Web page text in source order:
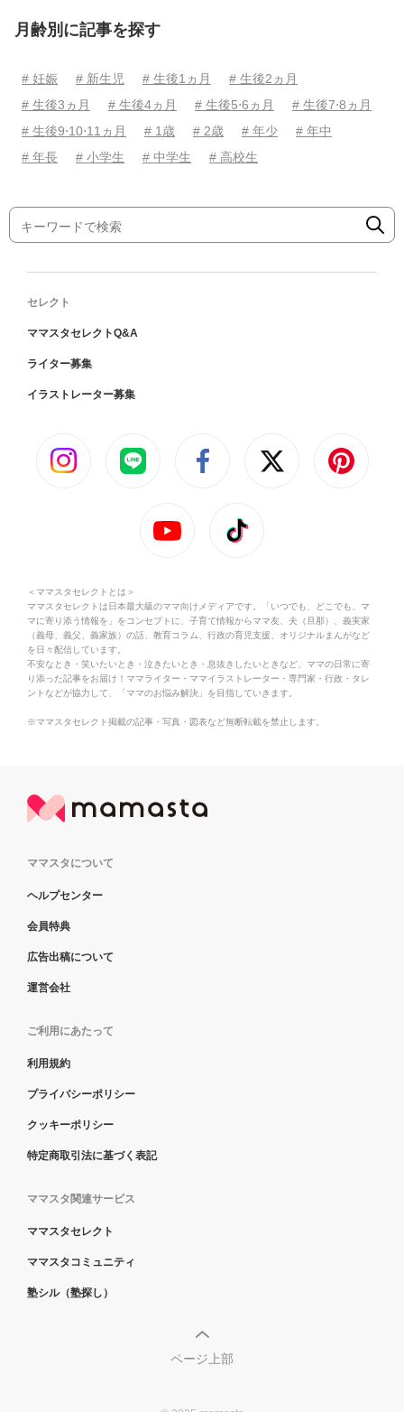
月齢別に記事を探す
# 妊娠 # 新生児 # 生後1ヵ月
# 生後2ヵ月
# 生後3ヵ月
# 生後4ヵ月 # 生後5⋅6ヵ月
# 生後7⋅8ヵ月
# 生後9⋅10⋅11ヵ月
# 1歳 # 2歳 # 年少
# 年中
# 年長
# 小学生 # 中学生 # 高校生
セレクト
ママスタセレクトQ&A
ライター募集
イラストレーター募集
＜ママスタセレクトとは＞
ママスタセレクトは日本最大級のママ向けメディアです。「いつでも、どこでも、マ
マに寄り添う情報を」をコンセプトに、子育て情報からママ友、夫（旦那）、義実家
（義母、義父、義家族）の話、教育コラム、行政の育児支援、オリジナルまんがなど
を日々配信しています。
不安なとき・笑いたいとき・泣きたいとき・息抜きしたいときなど、ママの日常に寄
り添った記事をお届け！ママライター・ママイラストレーター・専門家・行政・タレ
ントなどが協力して、「ママのお悩み解決」を目指していきます。
※ママスタセレクト掲載の記事・写真・図表など無断転載を禁止します。
ママスタについて
ヘルプセンター
会員特典
広告出稿について
運営会社
ご利用にあたって
利用規約
プライバシーポリシー
クッキーポリシー
特定商取引法に基づく表記
ママスタ関連サービス
ママスタセレクト
ママスタコミュニティ
塾シル（塾探し）
ページ上部